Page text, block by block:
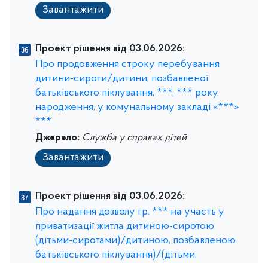
Завантажити
Проект рішення від 03.06.2026:
Про продовження строку перебування
дитини-сироти/дитини, позбавленої
батьківського піклування, ***, *** року
народження, у комунальному закладі «***»
***
Джерело: Служба у справах дітей
Завантажити
Проект рішення від 03.06.2026:
Про надання дозволу гр. *** на участь у
приватизації житла дитиною-сиротою
(дітьми-сиротами)/дитиною, позбавленою
батьківського піклування)/(дітьми,